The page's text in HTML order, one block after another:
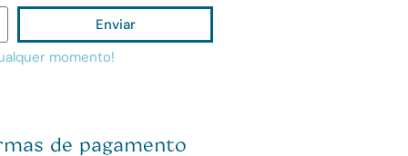
Enviar
momento!
de pagamento